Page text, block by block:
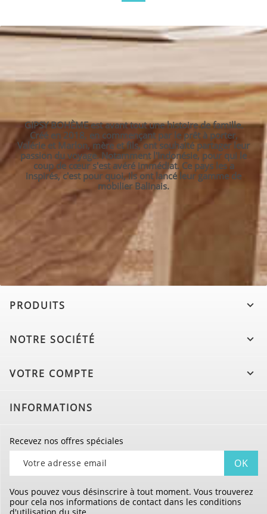
GIPSY BOHÈME est avant tout une histoire de famille.
Créé en 2018, en commençant par le prêt à porter,
Valérie et Marlon, mère et fils, ont souhaité partager leur
passion du voyage. Notamment l'Indonésie, pour qui le
coup de cœur s'est avéré immédiat. Ce pays les a
inspirés, c'est pour quoi, ils ont lancé leur gamme de
mobilier Balinais.
PRODUITS 
NOTRE SOCIÉTÉ 
VOTRE COMPTE 
INFORMATIONS
Recevez nos offres spéciales
Vous pouvez vous désinscrire à tout moment. Vous trouverez
pour cela nos informations de contact dans les conditions